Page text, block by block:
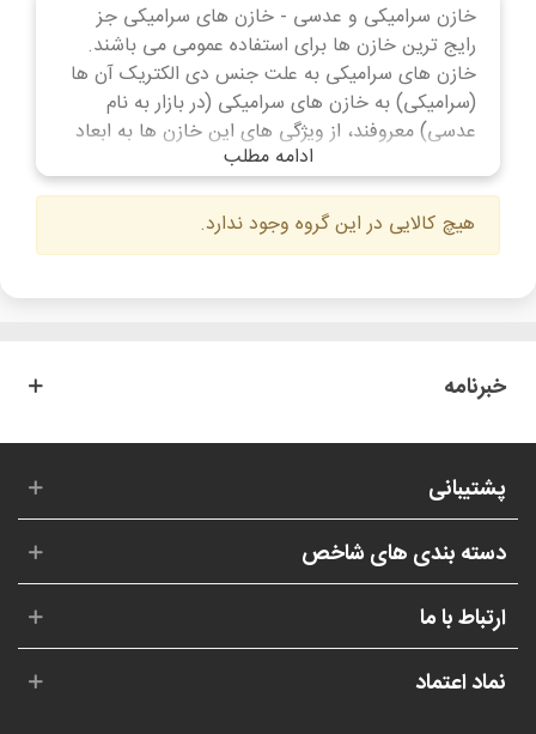
خازن سرامیکی و عدسی - خازن های سرامیکی جز
رایج ترین خازن ها برای استفاده عمومی می باشند.
خازن های سرامیکی به علت جنس دی الکتریک آن ها
(سرامیکی) به خازن های سرامیکی (در بازار به نام
عدسی) معروفند، از ویژگی های این خازن ها به ابعاد
کوچک و قیمت پایین می توان اشاره کرد.
ادامه مطلب
هیچ کالایی در این گروه وجود ندارد.
خبرنامه
پشتیبانی
دسته بندی های شاخص
ارتباط با ما
نماد اعتماد